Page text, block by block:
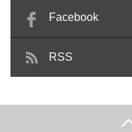
Facebook
RSS